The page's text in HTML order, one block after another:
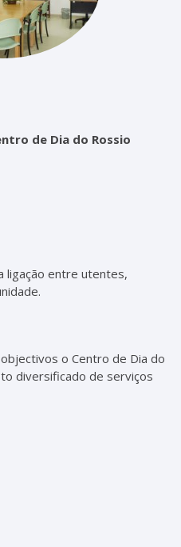
de Dia do Rossio
ligação entre utentes,
o Centro de Dia do
diversificado de serviços